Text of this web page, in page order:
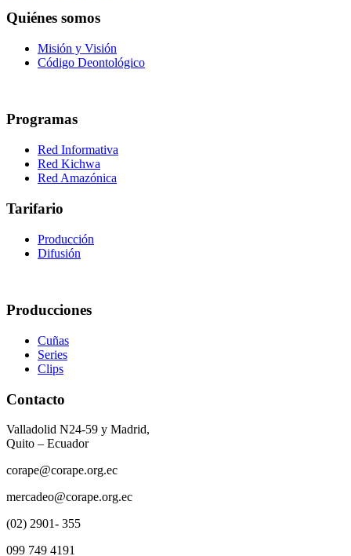
Quiénes somos
Misión y Visión
Código Deontológico
Programas
Red Informativa
Red Kichwa
Red Amazónica
Tarifario
Producción
Difusión
Producciones
Cuñas
Series
Clips
Contacto
Valladolid N24-59 y Madrid,
Quito – Ecuador
corape@corape.org.ec
mercadeo@corape.org.ec
(02) 2901- 355
099 749 4191